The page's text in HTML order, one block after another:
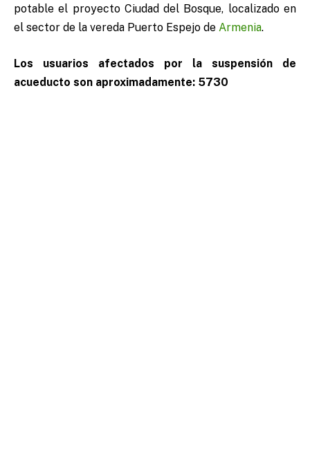
potable el proyecto Ciudad del Bosque, localizado en
el sector de la vereda Puerto Espejo de Armenia.
Los usuarios afectados por la suspensión de
acueducto son aproximadamente: 5730